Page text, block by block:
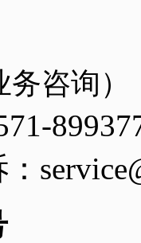
务咨询）